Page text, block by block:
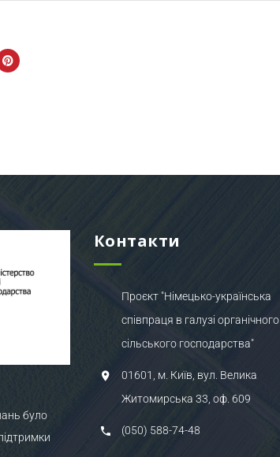
було
Контакти
Проєкт "Німецько-українська
співпраця в галузі органічного
сільського господарства"
01601, м. Київ, вул. Велика
Житомирська 33, оф. 609
(050) 588-74-48